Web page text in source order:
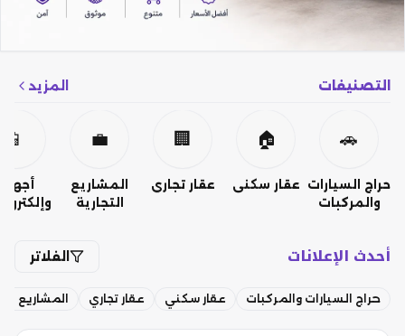
التصنيفات المزيد
🚗
حراج السيارات
والمركبات
🏠
عقار سكني
🏢
عقار تجاري
💼
المشاريع
التجارية
📱
أحدث الإعلانات الفلاتر
حراج السيارات والمركبات عقار سكني عقار تجاري المشاريع